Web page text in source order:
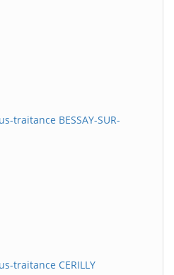
traitance BESSAY-SUR-
traitance CERILLY